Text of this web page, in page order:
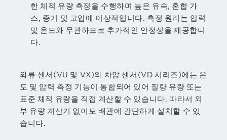
한 체적 유량 측정을 수행하며 높은 유속, 혼합 가
스, 증기 및 고압에 이상적입니다. 측정 원리는 압력
및 온도와 무관하므로 추가적인 안정성을 제공합니
다.
와류 센서(VU 및 VX)와 차압 센서(VD 시리즈)에는 온
도 및 압력 측정 기능이 통합되어 있어 질량 유량 또는
표준 체적 유량을 직접 계산할 수 있습니다. 따라서 외
부 유량 계산기 없이도 배관에 간단하게 설치할 수 있
습니다.